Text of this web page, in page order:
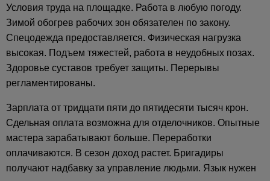
Условия труда на площадке. Работа в любую погоду.
Зимой обогрев рабочих зон обязателен по закону.
Спецодежда предоставляется. Физическая нагрузка
высокая. Подъем тяжестей, работа в неудобных позах.
Здоровье суставов требует защиты. Перерывы
регламентированы.
Зарплата от тридцати пяти до пятидесяти тысяч крон.
Сдельная оплата возможна для отделочников. Опытные
мастера зарабатывают больше. Переработки
оплачиваются. В сезон доход растет. Бригадиры
получают надбавку за управление людьми. Язык нужен